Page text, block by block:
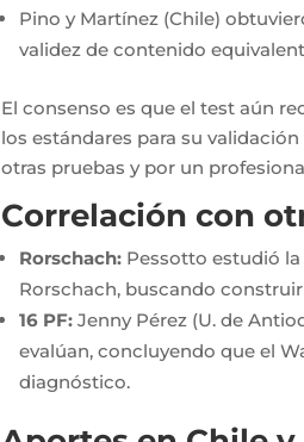
Pino y Martínez (Chile)
validez de contenido
El consenso es que el test aún
los estándares para su
otras pruebas y por un
Correlación con
Rorschach: Pessotto estudió
Rorschach, buscando
16 PF: Jenny Pérez (U. de
evalúan, concluyendo que el
diagnóstico.